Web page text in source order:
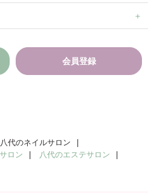
会員登録
八代のネイルサロン
ロン
八代のエステサロン